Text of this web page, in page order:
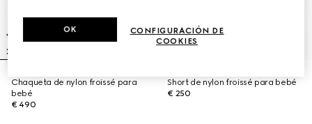
Chaqueta de nylon froissé para
bebé
€ 490
Short de nylon froissé para bebé
€ 250
CONFIGURACIÓN DE
COOKIES
OK